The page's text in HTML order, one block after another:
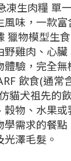
凍生肉糧 單
風味，一款
獵物模型生食
野雞肉、心
體驗，完全
飲食(通常
仿貓犬祖先
物、水果或
學需求的餐
澤毛髮。